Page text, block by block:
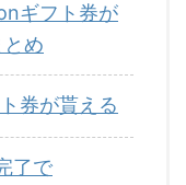
ギフト券が
め
券が貰える
了で